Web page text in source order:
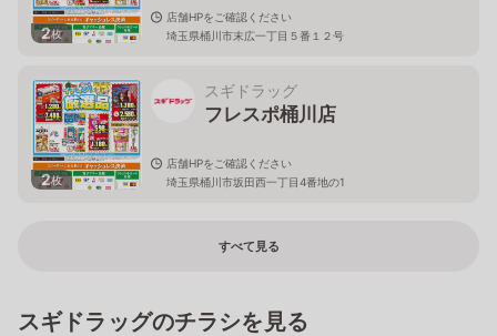
2枚
店舗HPをご確認ください
埼玉県桶川市末広一丁目５番１２号
2枚
スギドラッグ
フレスポ桶川店
店舗HPをご確認ください
埼玉県桶川市坂田西一丁目4番地の1
すべて見る
スギドラッグのチラシを見る